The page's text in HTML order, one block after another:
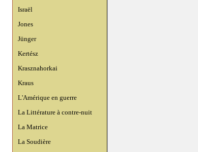
Israël
Jones
Jünger
Kertész
Krasznahorkai
Kraus
L'Amérique en guerre
La Littérature à contre-nuit
La Matrice
La Soudière